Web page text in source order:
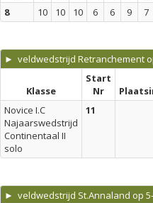
8
10 10 10 6 6 9 7
► veldwedstrijd Retranchement
Klasse
Start
Nr
Novice I.C
Najaarswedstrijd
Continentaal II
solo
11
► veldwedstrijd St.Annaland op 5-